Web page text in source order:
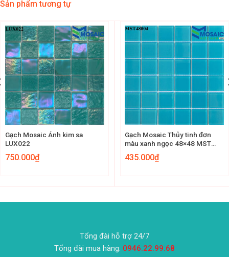
Sản phẩm tương tự
Gạch Mosaic Ánh kim sa
LUX022
750.000₫
Gạch Mosaic Thủy tinh đơn
màu xanh ngọc 48×48 MST
435.000₫
Tổng đài hỗ trợ 24/7
Tổng đài mua hàng: 0946.22.99.68